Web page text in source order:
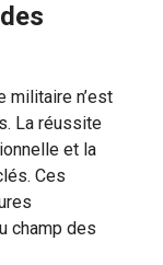
militaire n’est
La réussite
et la
Ces
champ des